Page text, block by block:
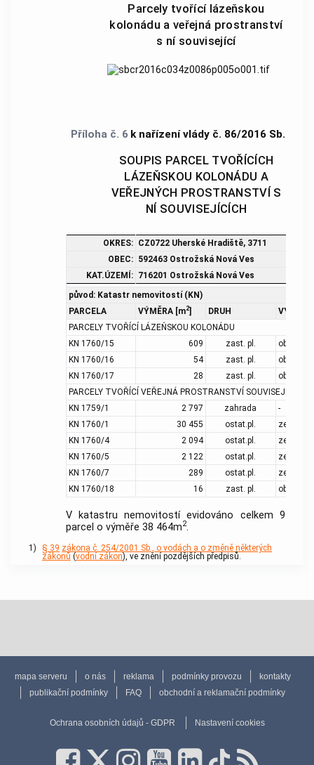
Parcely tvořící lázeňskou
kolonádu a veřejná prostranství
s ní související
Příloha č. 6 k nařízení vlády č. 86/2016 Sb.
SOUPIS PARCEL TVOŘÍCÍCH
LÁZEŇSKOU KOLONÁDU A
VEŘEJNÝCH PROSTRANSTVÍ S
NÍ SOUVISEJÍCÍCH
OKRES:
CZ0722 Uherské Hradiště, 3711
OBEC:
592463 Ostrožská Nová Ves
KAT.ÚZEMÍ:
716201 Ostrožská Nová Ves
původ: Katastr nemovitostí (KN)
PARCELA
VÝMĚRA [m2] DRUH
VYUŽITÍ
PARCELY TVOŘÍCÍ LÁZEŇSKOU KOLONÁDU
KN 1760/15
609 zast. pl.
obč.
KN 1760/16
54 zast. pl.
obč.
KN 1760/17
28 zast. pl.
obč.
PARCELY TVOŘÍCÍ VEŘEJNÁ PROSTRANSTVÍ SOUVISEJÍCÍ S
KN 1759/1
2 797 zahrada
-
KN 1760/1
30 455 ostat.pl.
zeleň
KN 1760/4
2 094 ostat.pl.
zeleň
KN 1760/5
2 122 ostat.pl.
zeleň
KN 1760/7
289 ostat.pl.
zeleň
KN 1760/18
16 zast. pl. obč.
V katastru nemovitostí evidováno celkem 9
parcel o výměře 38 464m2.
1) § 39 zákona č. 254/2001 Sb., o vodách a o změně některých
zákonů (vodní zákon), ve znění pozdějších předpisů.
mapa serveru o nás reklama podmínky provozu
kontakty
publikační podmínky
FAQ obchodní a reklamační podmínky
Ochrana osobních údajů - GDPR Nastavení cookies